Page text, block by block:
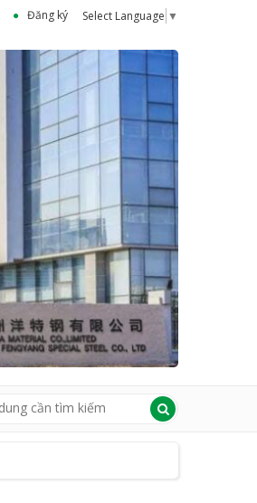
Đăng ký Select Language ▼